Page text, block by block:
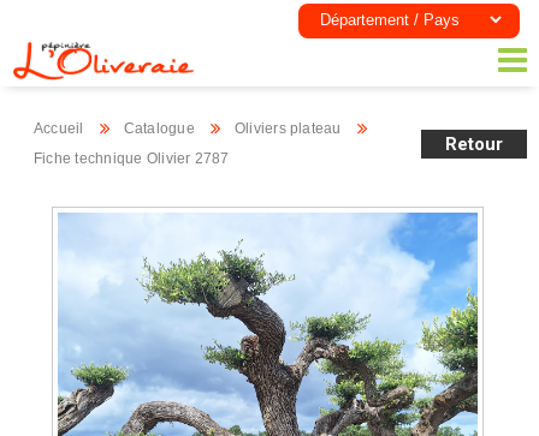
Accueil Catalogue
Oliviers plateau
Fiche technique Olivier 2787
Retour